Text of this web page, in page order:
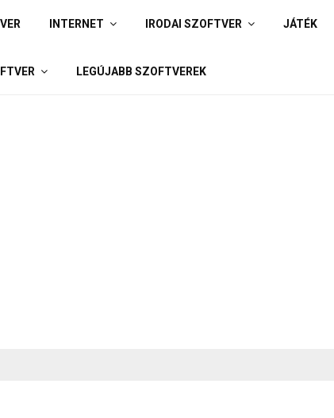
INTERNET IRODAI SZOFTVER JÁTÉK
LEGÚJABB SZOFTVEREK